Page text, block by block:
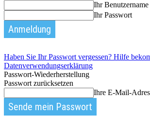
Ihr Benutzername
Ihr Passwort
Haben Sie Ihr Passwort vergessen? Hilfe
Datenverwendungserklärung
Passwort-Wiederherstellung
Passwort zurücksetzen
Ihre E-Mail-